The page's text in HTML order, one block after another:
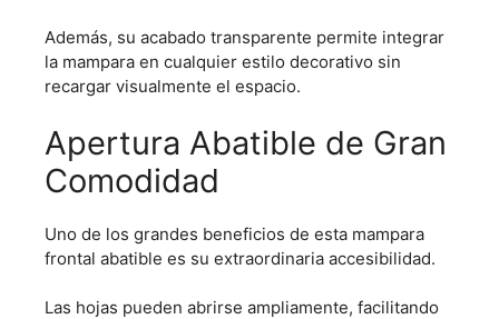
Además, su acabado transparente permite integrar
la mampara en cualquier estilo decorativo sin
recargar visualmente el espacio.
Apertura Abatible de Gran
Comodidad
Uno de los grandes beneficios de esta mampara
frontal abatible es su extraordinaria accesibilidad.
Las hojas pueden abrirse ampliamente, facilitando